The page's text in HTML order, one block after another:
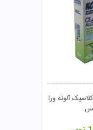
کلاسیک آلوئه ورا